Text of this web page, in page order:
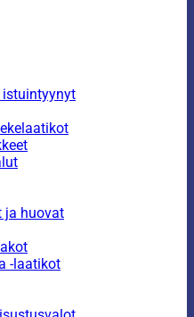
istuintyynyt
ja huovat
-laatikot